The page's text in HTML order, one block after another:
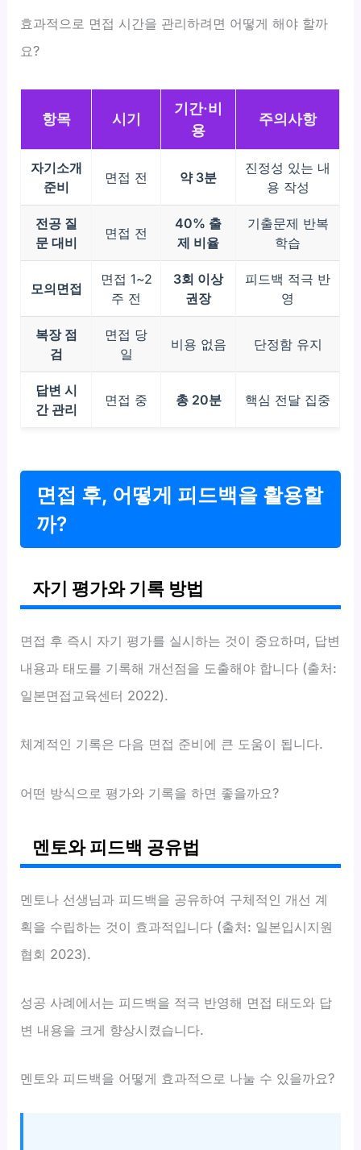
효과적으로 면접 시간을 관리하려면 어떻게 해야 할까
요?
항목 시기
기간·비
용
주의사항
자기소개
준비
면접 전 약 3분
진정성 있는 내
용 작성
전공 질
문 대비
면접 전
40% 출
제 비율
기출문제 반복
학습
모의면접
면접 1~2
주 전
3회 이상
권장
피드백 적극 반
영
복장 점
검
면접 당
일
비용 없음 단정함 유지
답변 시
간 관리
면접 중 총 20분 핵심 전달 집중
면접 후, 어떻게 피드백을 활용할
까?
자기 평가와 기록 방법
면접 후 즉시 자기 평가를 실시하는 것이 중요하며, 답변
내용과 태도를 기록해 개선점을 도출해야 합니다 (출처:
일본면접교육센터 2022).
체계적인 기록은 다음 면접 준비에 큰 도움이 됩니다.
어떤 방식으로 평가와 기록을 하면 좋을까요?
멘토와 피드백 공유법
멘토나 선생님과 피드백을 공유하여 구체적인 개선 계
획을 수립하는 것이 효과적입니다 (출처: 일본입시지원
협회 2023).
성공 사례에서는 피드백을 적극 반영해 면접 태도와 답
변 내용을 크게 향상시켰습니다.
멘토와 피드백을 어떻게 효과적으로 나눌 수 있을까요?